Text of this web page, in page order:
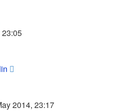
2014, 23:17